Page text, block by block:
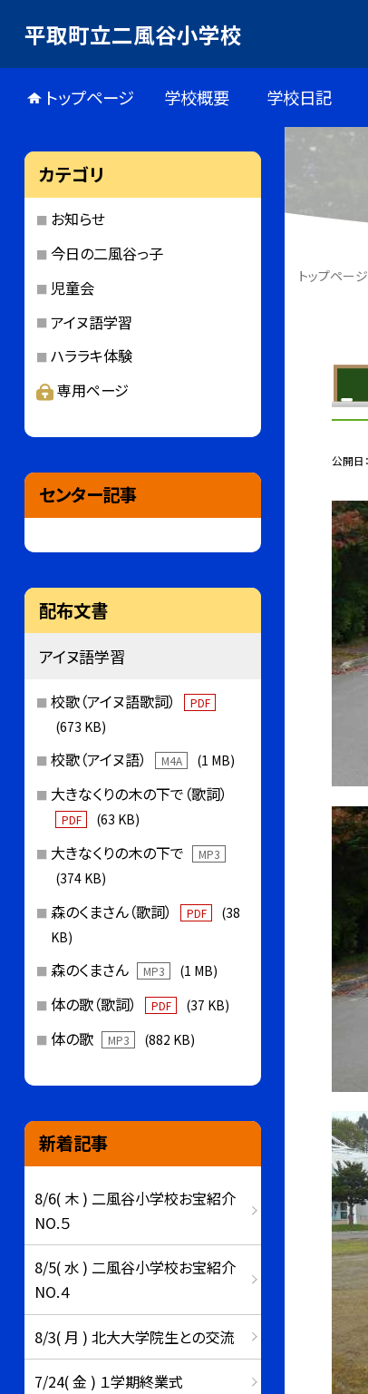
平取町立二風谷小学校
トップページ 学校概要 学校日記
トップページ
公開日
カテゴリ
お知らせ
今日の二風谷っ子
児童会
アイヌ語学習
ハララキ体験
専用ページ
センター記事
配布文書
アイヌ語学習
校歌（アイヌ語歌詞） PDF
(673 KB)
校歌（アイヌ語） M4A (1 MB)
大きなくりの木の下で（歌詞）
PDF (63 KB)
大きなくりの木の下で MP3
(374 KB)
森のくまさん（歌詞） PDF
(38
KB)
森のくまさん MP3 (1 MB)
体の歌（歌詞） PDF (37 KB)
体の歌 MP3 (882 KB)
新着記事
8/6( 木 ) 二風谷小学校お宝紹介
NO.５
8/5( 水 ) 二風谷小学校お宝紹介
NO.４
8/3( 月 ) 北大大学院生との交流
7/24( 金 ) １学期終業式